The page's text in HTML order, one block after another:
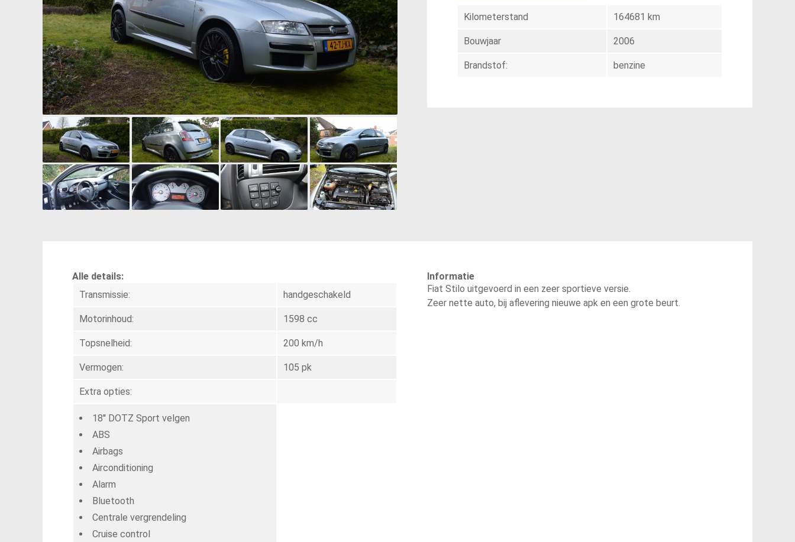
Kilometerstand 164681 km
Bouwjaar 2006
Brandstof: benzine
Alle details:
Transmissie:
handgeschakeld
Motorinhoud: 1598 cc
Topsnelheid: 200 km/h
Vermogen: 105 pk
Extra opties:
18'' DOTZ Sport velgen
ABS
Airbags
Airconditioning
Alarm
Bluetooth
Centrale vergrendeling
Cruise control
Informatie
Fiat Stilo uitgevoerd in een zeer sportieve versie.
Zeer nette auto, bij aflevering nieuwe apk en een grote beurt.